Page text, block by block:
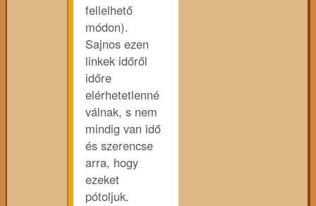
fellelhető
módon).
Sajnos ezen
linkek időről
időre
elérhetetlenné
válnak, s nem
mindig van idő
és szerencse
arra, hogy
ezeket
pótoljuk.